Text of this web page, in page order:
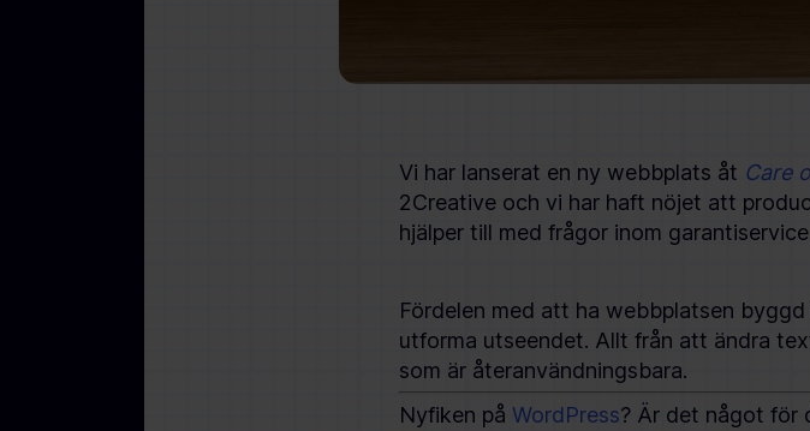
Vi har lanserat en ny webbplats åt Care
2Creative och vi har haft nöjet att
hjälper till med frågor inom
Fördelen med att ha webbplatsen
utforma utseendet. Allt från att ändra
som är återanvändningsbara.
Nyfiken på WordPress? Är det något för